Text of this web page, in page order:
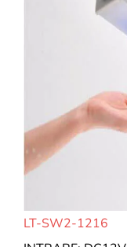
LT-SW2-1216